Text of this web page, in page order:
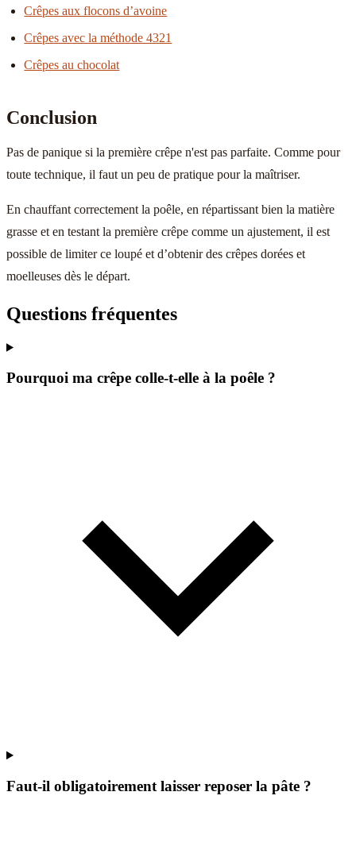
Crêpes aux flocons d’avoine
Crêpes avec la méthode 4321
Crêpes au chocolat
Conclusion
Pas de panique si la première crêpe n'est pas parfaite. Comme pour
toute technique, il faut un peu de pratique pour la maîtriser.
En chauffant correctement la poêle, en répartissant bien la matière
grasse et en testant la première crêpe comme un ajustement, il est
possible de limiter ce loupé et d’obtenir des crêpes dorées et
moelleuses dès le départ.
Questions fréquentes
Pourquoi ma crêpe colle-t-elle à la poêle ?
Faut-il obligatoirement laisser reposer la pâte ?